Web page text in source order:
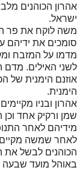
אהרון הכוהנים
ישראל.
משה לוקח את פר
סומכים את
מדמו על המזבח
לשני האילים. מדם
אוזנם הימנית של
הימנית.
אהרון ובניו
שמן ורקיק אחד
מידיהם לאחר
לאחר שמשה מקיים
הכוהנים לבשל את
באוהל מועד שבעה